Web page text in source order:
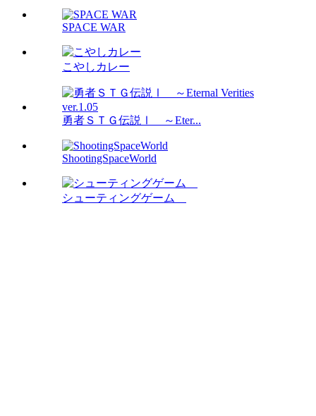
SPACE WAR
こやしカレー
勇者ＳＴＧ伝説Ⅰ ～Eter...
ShootingSpaceWorld
シューティングゲーム